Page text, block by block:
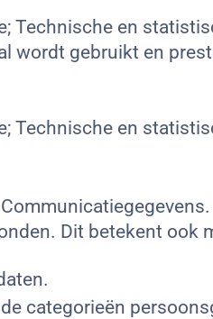
Technische en
wordt gebruikt en
Technische en
Dit betekent ook
categorieën